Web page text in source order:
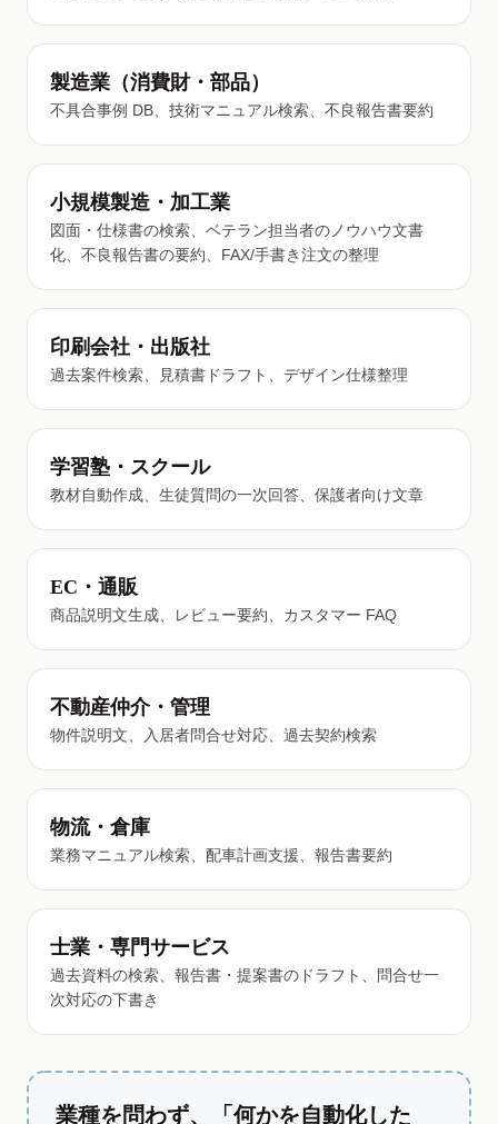
製造業（消費財・部品）
不具合事例 DB、技術マニュアル検索、不良報告書要約
小規模製造・加工業
図面・仕様書の検索、ベテラン担当者のノウハウ文書
化、不良報告書の要約、FAX/手書き注文の整理
印刷会社・出版社
過去案件検索、見積書ドラフト、デザイン仕様整理
学習塾・スクール
教材自動作成、生徒質問の一次回答、保護者向け文章
EC・通販
商品説明文生成、レビュー要約、カスタマー FAQ
不動産仲介・管理
物件説明文、入居者問合せ対応、過去契約検索
物流・倉庫
業務マニュアル検索、配車計画支援、報告書要約
士業・専門サービス
過去資料の検索、報告書・提案書のドラフト、問合せ一
次対応の下書き
業種を問わず、「何かを自動化した